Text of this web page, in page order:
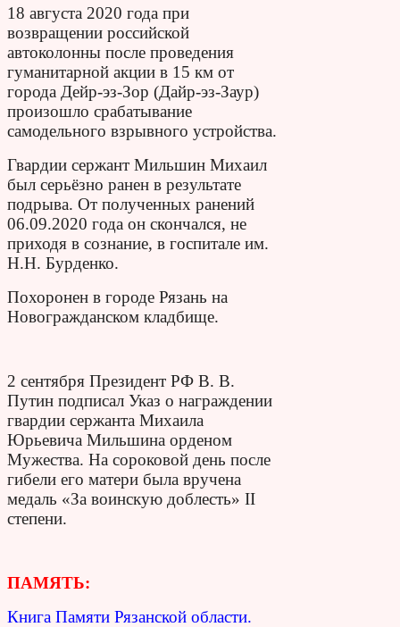
18 августа 2020 года при
возвращении российской
автоколонны после проведения
гуманитарной акции в 15 км от
города Дейр-эз-Зор (Дайр-эз-Заур)
произошло срабатывание
самодельного взрывного устройства.
Гвардии сержант Мильшин Михаил
был серьёзно ранен в результате
подрыва. От полученных ранений
06.09.2020 года он скончался, не
приходя в сознание, в госпитале им.
Н.Н. Бурденко.
Похоронен в городе Рязань на
Новогражданском кладбище.
2 сентября Президент РФ В. В.
Путин подписал Указ о награждении
гвардии сержанта Михаила
Юрьевича Мильшина орденом
Мужества. На сороковой день после
гибели его матери была вручена
медаль «За воинскую доблесть» II
степени.
ПАМЯТЬ:
Книга Памяти Рязанской области.